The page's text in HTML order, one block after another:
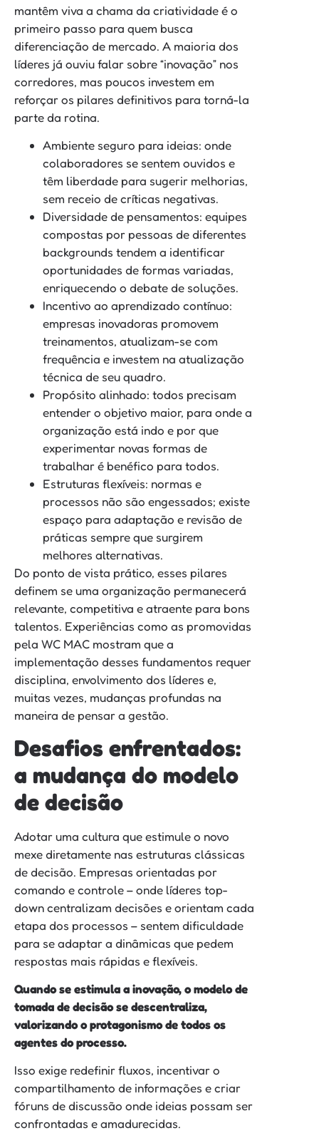
mantêm viva a chama da criatividade é o
primeiro passo para quem busca
diferenciação de mercado. A maioria dos
líderes já ouviu falar sobre “inovação” nos
corredores, mas poucos investem em
reforçar os pilares definitivos para torná-la
parte da rotina.
Ambiente seguro para ideias: onde
colaboradores se sentem ouvidos e
têm liberdade para sugerir melhorias,
sem receio de críticas negativas.
Diversidade de pensamentos: equipes
compostas por pessoas de diferentes
backgrounds tendem a identificar
oportunidades de formas variadas,
enriquecendo o debate de soluções.
Incentivo ao aprendizado contínuo:
empresas inovadoras promovem
treinamentos, atualizam-se com
frequência e investem na atualização
técnica de seu quadro.
Propósito alinhado: todos precisam
entender o objetivo maior, para onde a
organização está indo e por que
experimentar novas formas de
trabalhar é benéfico para todos.
Estruturas flexíveis: normas e
processos não são engessados; existe
espaço para adaptação e revisão de
práticas sempre que surgirem
melhores alternativas.
Do ponto de vista prático, esses pilares
definem se uma organização permanecerá
relevante, competitiva e atraente para bons
talentos. Experiências como as promovidas
pela WC MAC mostram que a
implementação desses fundamentos requer
disciplina, envolvimento dos líderes e,
muitas vezes, mudanças profundas na
maneira de pensar a gestão.
Desafios enfrentados:
a mudança do modelo
de decisão
Adotar uma cultura que estimule o novo
mexe diretamente nas estruturas clássicas
de decisão. Empresas orientadas por
comando e controle – onde líderes top-
down centralizam decisões e orientam cada
etapa dos processos – sentem dificuldade
para se adaptar a dinâmicas que pedem
respostas mais rápidas e flexíveis.
Quando se estimula a inovação, o modelo de
tomada de decisão se descentraliza,
valorizando o protagonismo de todos os
agentes do processo.
Isso exige redefinir fluxos, incentivar o
compartilhamento de informações e criar
fóruns de discussão onde ideias possam ser
confrontadas e amadurecidas.